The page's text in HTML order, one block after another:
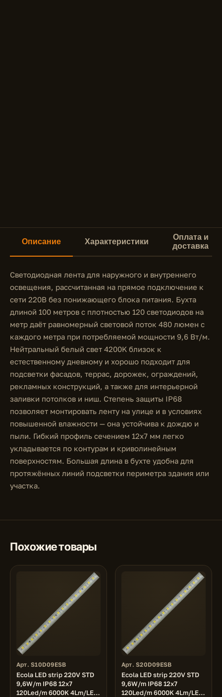
Описание Характеристики
Оплата и
доставка
Светодиодная лента для наружного и внутреннего
освещения, рассчитанная на прямое подключение к
сети 220В без понижающего блока питания. Бухта
длиной 100 метров с плотностью 120 светодиодов на
метр даёт равномерный световой поток 480 люмен с
каждого метра при потребляемой мощности 9,6 Вт/м.
Нейтральный белый свет 4200K близок к
естественному дневному и хорошо подходит для
подсветки фасадов, террас, дорожек, ограждений,
рекламных конструкций, а также для интерьерной
заливки потолков и ниш. Степень защиты IP68
позволяет монтировать ленту на улице и в условиях
повышенной влажности — она устойчива к дождю и
пыли. Гибкий профиль сечением 12x7 мм легко
укладывается по контурам и криволинейным
поверхностям. Большая длина в бухте удобна для
протяжённых линий подсветки периметра здания или
участка.
Похожие товары
Арт. S10D09ESB
Ecola LED strip 220V STD
9,6W/m IP68 12x7
120Led/m 6000K 4Lm/LED
Арт. S20D09ESB
Ecola LED strip 220V STD
9,6W/m IP68 12x7
120Led/m 6000K 4Lm/LED